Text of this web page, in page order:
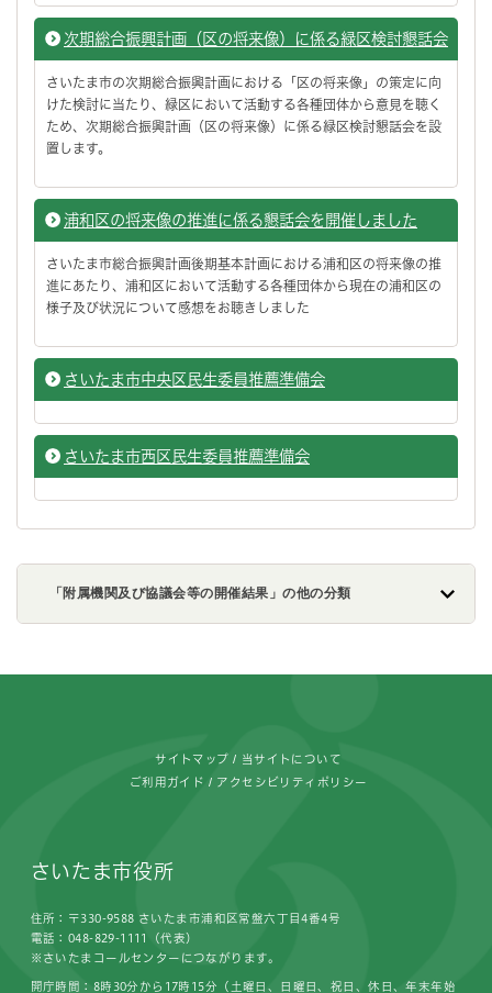
次期総合振興計画（区の将来像）に係る緑区検討懇話会
さいたま市の次期総合振興計画における「区の将来像」の策定に向
けた検討に当たり、緑区において活動する各種団体から意見を聴く
ため、次期総合振興計画（区の将来像）に係る緑区検討懇話会を設
置します。
浦和区の将来像の推進に係る懇話会を開催しました
さいたま市総合振興計画後期基本計画における浦和区の将来像の推
進にあたり、浦和区において活動する各種団体から現在の浦和区の
様子及び状況について感想をお聴きしました
さいたま市中央区民生委員推薦準備会
さいたま市西区民生委員推薦準備会
「附属機関及び協議会等の開催結果」の他の分類
サイトマップ 当サイトについて
ご利用ガイド アクセシビリティポリシー
さいたま市役所
住所：〒330-9588 さいたま市浦和区常盤六丁目4番4号
電話：048-829-1111（代表）
※さいたまコールセンターにつながります。
開庁時間：8時30分から17時15分（土曜日、日曜日、祝日、休日、年末年始